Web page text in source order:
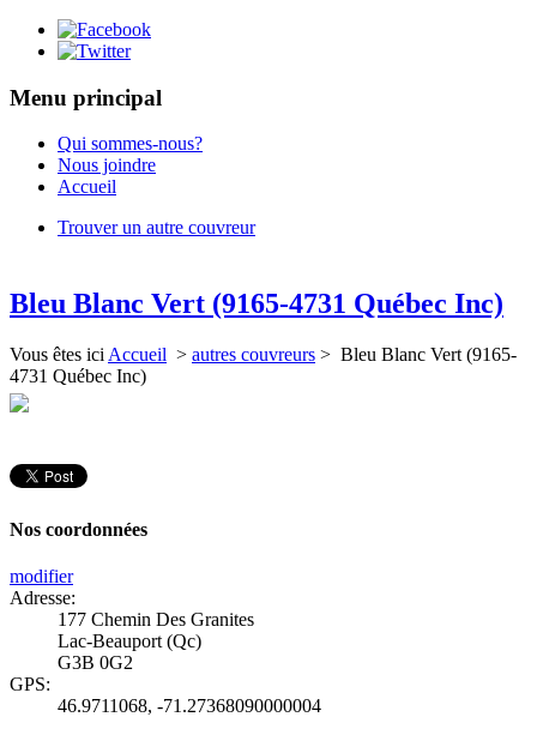
Menu principal
Qui sommes-nous?
Nous joindre
Accueil
Trouver un autre couvreur
Bleu Blanc Vert (9165-4731 Québec Inc)
Vous êtes ici Accueil > autres couvreurs > Bleu Blanc Vert (9165-
4731 Québec Inc)
Nos coordonnées
modifier
Adresse:
177 Chemin Des Granites
Lac-Beauport (Qc)
G3B 0G2
GPS:
46.9711068, -71.27368090000004